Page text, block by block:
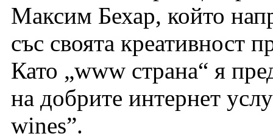
Максим Бехар, който
със своята креативност
Като „www страна“ я
на добрите интернет
wines”.